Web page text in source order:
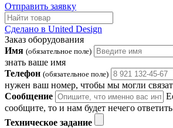
Отправить заявку
Сделано в United Design
Заказ оборудования
Имя (обязательное поле)
знать ваше имя
Телефон (обязательное поле)
нужен ваш номер, чтобы мы могли
Сообщение
сообщите, то и нам будет нечего ответить
Техническое задание